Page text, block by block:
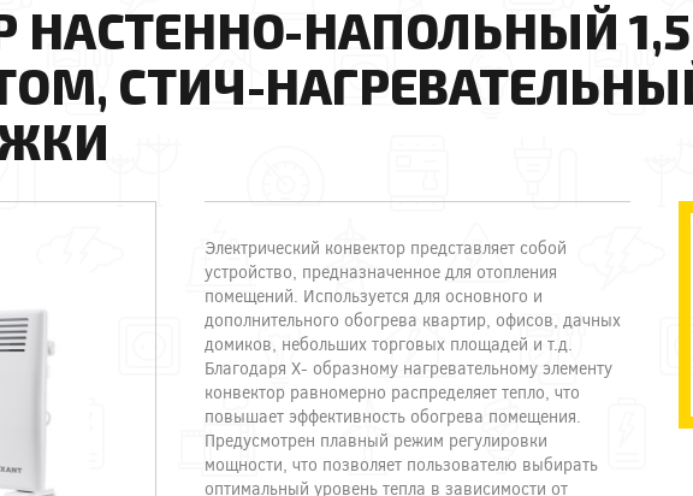
НАСТЕННО-НАПОЛЬНЫЙ
СТИЧ-
Электрический конвектор представляет собой
устройство, предназначенное для отопления
помещений. Используется для основного и
дополнительного обогрева квартир, офисов, дачных
домиков, небольших торговых площадей и т.д.
Благодаря Х- образному нагревательному элементу
конвектор равномерно распределяет тепло, что
повышает эффективность обогрева помещения.
Предусмотрен плавный режим регулировки
мощности, что позволяет пользователю выбирать
оптимальный уровень тепла в зависимости от